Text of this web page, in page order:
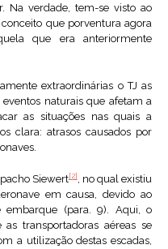
Na verdade, tem-se visto ao
que porventura agora
que era anteriormente
extraordinárias o TJ as
naturais que afetam a
as situações nas quais a
clara: atrasos causados por
Siewert[2], no qual existiu
em causa, devido ao
(para. 9). Aqui, o
transportadoras aéreas se
a utilização destas escadas,